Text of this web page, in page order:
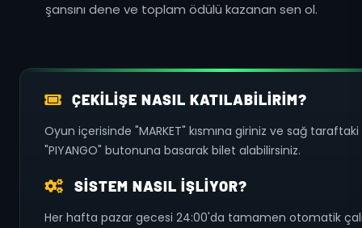
şansını dene ve toplam ödülü kazanan sen ol.
ÇEKILIŞE NASIL KATILABILIRIM?
Oyun içerisinde "MARKET" kısmına giriniz ve sağ taraftaki
"PIYANGO" butonuna basarak bilet alabilirsiniz.
SISTEM NASIL İŞLIYOR?
Her hafta pazar gecesi 24:00'da tamamen otomatik